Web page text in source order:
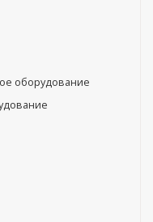
оборудование